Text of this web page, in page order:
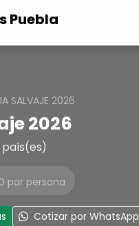
SALVAJE 2026
2026
país(es)
por persona
Cotizar por WhatsApp